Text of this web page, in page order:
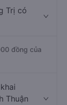
Trị có
đồng của
Thuận